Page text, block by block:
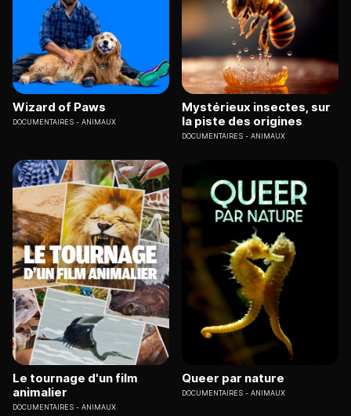
Wizard of Paws
DOCUMENTAIRES ANIMAUX
Mystérieux insectes, sur
la piste des origines
DOCUMENTAIRES ANIMAUX
Le tournage d'un film
animalier
DOCUMENTAIRES ANIMAUX
Queer par nature
DOCUMENTAIRES ANIMAUX